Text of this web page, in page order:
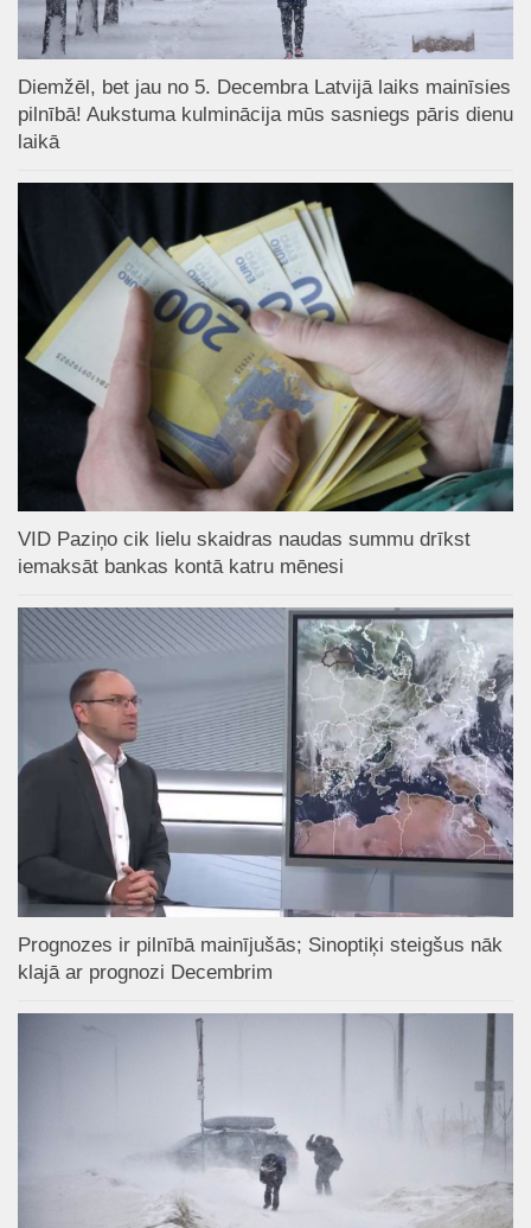
Diemžēl, bet jau no 5. Decembra Latvijā laiks mainīsies
pilnībā! Aukstuma kulminācija mūs sasniegs pāris dienu
laikā
VID Paziņo cik lielu skaidras naudas summu drīkst
iemaksāt bankas kontā katru mēnesi
Prognozes ir pilnībā mainījušās; Sinoptiķi steigšus nāk
klajā ar prognozi Decembrim